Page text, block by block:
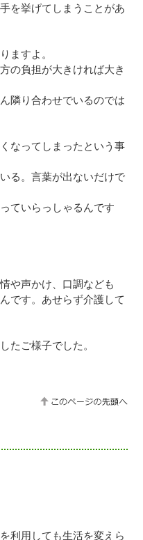
挙げてしまうことがあ
ますよ。
負担が大きければ大き
り合わせでいるのでは
なってしまったという事
。言葉が出ないだけで
いらっしゃるんです
や声かけ、口調なども
す。あせらず介護して
たご様子でした。
利用しても生活を変えら